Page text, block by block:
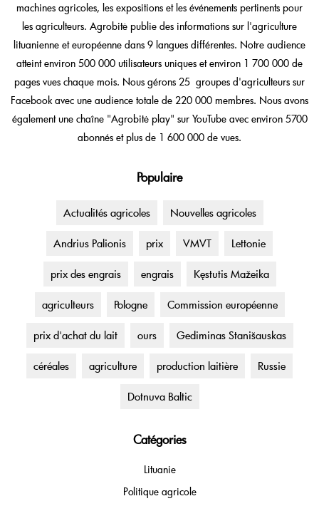
machines agricoles, les expositions et les événements pertinents pour
les agriculteurs. Agrobitė publie des informations sur l'agriculture
lituanienne et européenne dans 9 langues différentes. Notre audience
atteint environ 500 000 utilisateurs uniques et environ 1 700 000 de
pages vues chaque mois. Nous gérons 25 groupes d'agriculteurs sur
Facebook avec une audience totale de 220 000 membres. Nous avons
également une chaîne "Agrobitė play" sur YouTube avec environ 5700
abonnés et plus de 1 600 000 de vues.
Populaire
Actualités agricoles Nouvelles agricoles
Andrius Palionis prix VMVT Lettonie
prix des engrais engrais Kęstutis Mažeika
agriculteurs Pologne Commission européenne
prix d'achat du lait ours Gediminas Stanišauskas
céréales agriculture production laitière Russie
Dotnuva Baltic
Catégories
Lituanie
Politique agricole